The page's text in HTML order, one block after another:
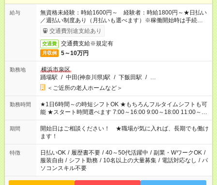
給与
無資格未経験：時給1600円～ 経験者：時給1800円～★日払い
／週払い制度あり（月払いも選べます）※稼働開始時は手続き完
了次第のお支払いとなります。
交通費別途支給あり
交通費 交通費支給※規定有
月収例 5～10万円
勤務地
横浜市泉区
踊場駅 / 中田(神奈川県)駅 / 下飯田駅 / …
＜ご近所の老人ホームなど＞
勤務時間
★1日6時間～の時短シフトOK ★もちろんフルタイムシフトも可
能 ★スタート時間選べます 7:00～16:00 9:00～18:00 11:00～
20:00 など 残業なし！ ※Wワークの場合、他のお仕事と合わせ
週40時間超の就業はご案内できません ※法令に基づき、週20時
間以上勤務は社会保険への加入対象となります ※労働者派遣法
（日雇い派遣の原則禁止）により、短時間・短期間の就業はご
案内が難しい場合があります
期間
開始日はご相談ください！ ★職場が気に入れば、長期でも働け
ます！
特徴 日払いOK / 履歴書不要 / 40～50代活躍中 / 副業・WワークOK /
服装自由 / シフト勤務 / 10名以上の大量募集 / 電話対応なし / パ
ソコンスキル不要